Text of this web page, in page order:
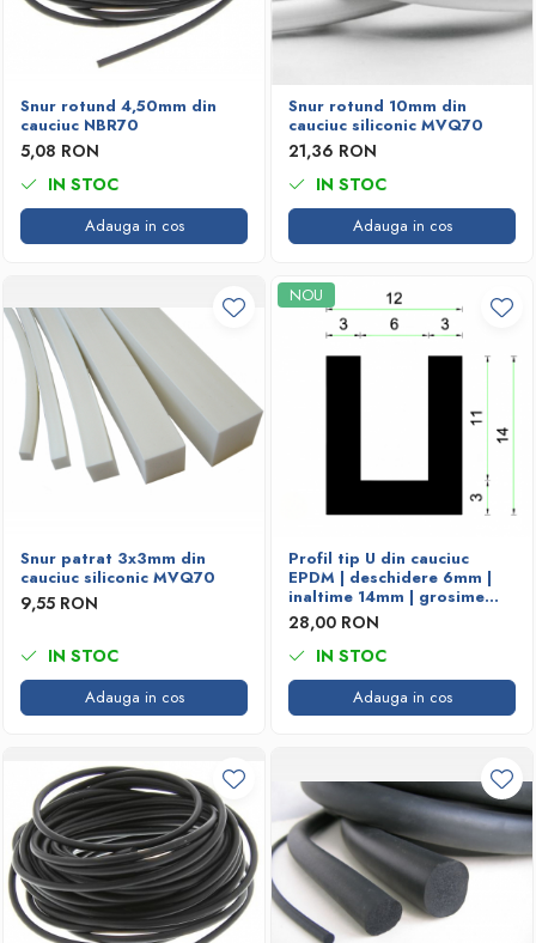
Snur rotund 4,50mm din
cauciuc NBR70
5,08 RON
IN STOC
Adauga in cos
Snur rotund 10mm din
cauciuc siliconic MVQ70
21,36 RON
IN STOC
Adauga in cos
Snur patrat 3x3mm din
cauciuc siliconic MVQ70
9,55 RON
IN STOC
Adauga in cos
NOU
Profil tip U din cauciuc
EPDM | deschidere 6mm |
inaltime 14mm | grosime
3mm
28,00 RON
IN STOC
Adauga in cos